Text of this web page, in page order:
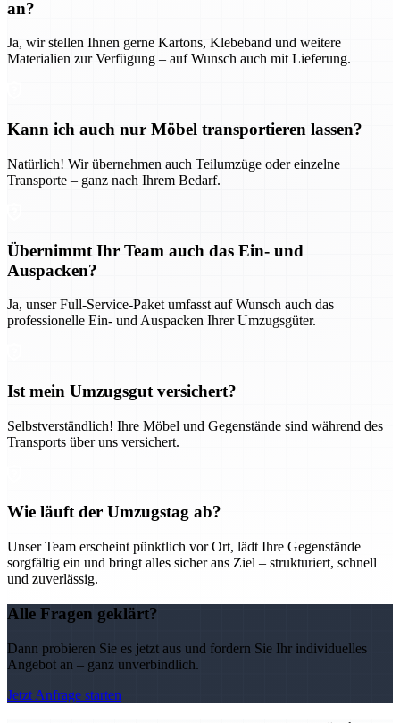
an?
Ja, wir stellen Ihnen gerne Kartons, Klebeband und weitere
Materialien zur Verfügung – auf Wunsch auch mit Lieferung.
Kann ich auch nur Möbel transportieren lassen?
Natürlich! Wir übernehmen auch Teilumzüge oder einzelne
Transporte – ganz nach Ihrem Bedarf.
Übernimmt Ihr Team auch das Ein- und
Auspacken?
Ja, unser Full-Service-Paket umfasst auf Wunsch auch das
professionelle Ein- und Auspacken Ihrer Umzugsgüter.
Ist mein Umzugsgut versichert?
Selbstverständlich! Ihre Möbel und Gegenstände sind während des
Transports über uns versichert.
Wie läuft der Umzugstag ab?
Unser Team erscheint pünktlich vor Ort, lädt Ihre Gegenstände
sorgfältig ein und bringt alles sicher ans Ziel – strukturiert, schnell
und zuverlässig.
Alle Fragen geklärt?
Dann probieren Sie es jetzt aus und fordern Sie Ihr individuelles
Angebot an – ganz unverbindlich.
Jetzt Anfrage starten